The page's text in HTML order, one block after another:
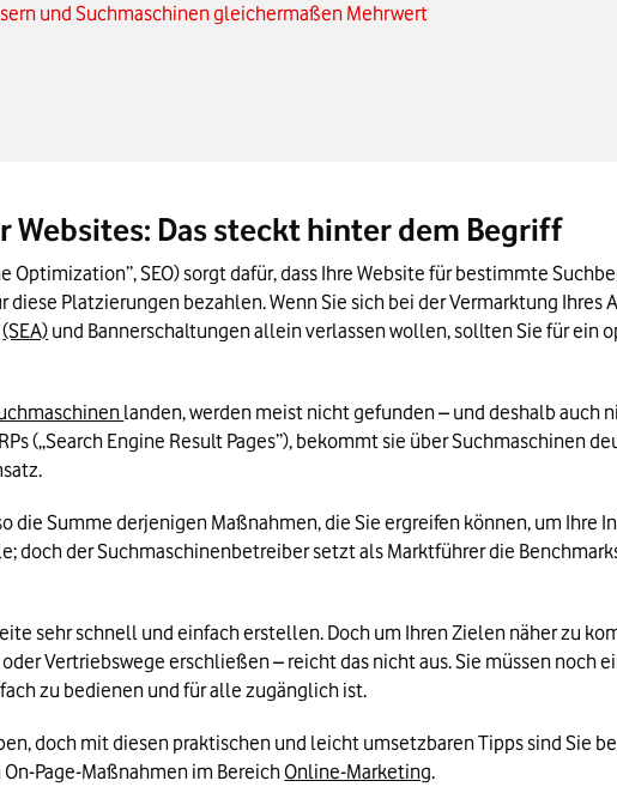
und Suchmaschinen gleichermaßen Mehrwert
Websites: Das steckt hinter dem Begriff
SEO) sorgt dafür, dass Ihre Website für bestimmte
Platzierungen bezahlen. Wenn Sie sich bei der Vermarktung Ihres
(SEA) und Bannerschaltungen allein verlassen wollen, sollten Sie für ein
landen, werden meist nicht gefunden – und deshalb auch
(„Search Engine Result Pages”), bekommt sie über Suchmaschinen
die Summe derjenigen Maßnahmen, die Sie ergreifen können, um Ihre
doch der Suchmaschinenbetreiber setzt als Marktführer die
sehr schnell und einfach erstellen. Doch um Ihren Zielen näher zu
Vertriebswege erschließen – reicht das nicht aus. Sie müssen noch
zu bedienen und für alle zugänglich ist.
doch mit diesen praktischen und leicht umsetzbaren Tipps sind Sie
On-Page-Maßnahmen im Bereich Online-Marketing.